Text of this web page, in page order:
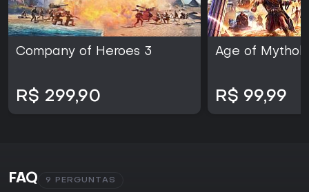
Company of Heroes 3
R$ 299,90
Age of
R$ 99,99
FAQ 9 PERGUNTAS